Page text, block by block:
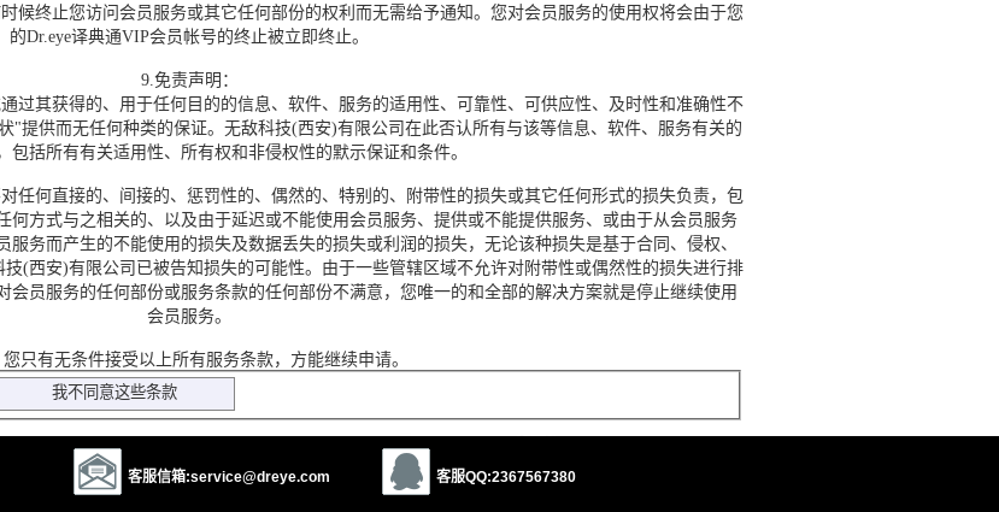
终止您访问会员服务或其它任何部份的权利而无需给予通知。您对会员服务的使用权将会由于您
的Dr.eye译典通VIP会员帐号的终止被立即终止。
9.免责声明：
其获得的、用于任何目的的信息、软件、服务的适用性、可靠性、可供应性、及时性和准确性不
"提供而无任何种类的保证。无敌科技(西安)有限公司在此否认所有与该等信息、软件、服务有关的
包括所有有关适用性、所有权和非侵权性的默示保证和条件。
何直接的、间接的、惩罚性的、偶然的、特别的、附带性的损失或其它任何形式的损失负责，包
何方式与之相关的、以及由于延迟或不能使用会员服务、提供或不能提供服务、或由于从会员服务
务而产生的不能使用的损失及数据丢失的损失或利润的损失，无论该种损失是基于合同、侵权、
(西安)有限公司已被告知损失的可能性。由于一些管辖区域不允许对附带性或偶然性的损失进行排
会员服务的任何部份或服务条款的任何部份不满意，您唯一的和全部的解决方案就是停止继续使用
会员服务。
有无条件接受以上所有服务条款，方能继续申请。
客服信箱:service@dreye.com 客服QQ:2367567380